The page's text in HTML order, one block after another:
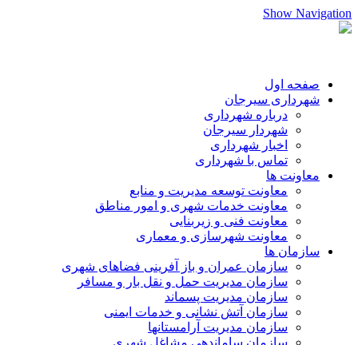
Show Navigation
صفحه اول
شهرداری سیرجان
درباره شهرداری
شهردار سیرجان
اخبار شهرداری
تماس با شهرداری
معاونت ها
معاونت توسعه مدیریت و منابع
معاونت خدمات شهری و امور مناطق
معاونت فنی و زیربنایی
معاونت شهرسازی و معماری
سازمان ها
سازمان عمران و باز آفرینی فضاهای شهری
سازمان مدیریت حمل و نقل بار و مسافر
سازمان مدیریت پسماند
سازمان آتش نشانی و خدمات ایمنی
سازمان مدیریت آرامستانها
سازمان ساماندهی مشاغل شهری